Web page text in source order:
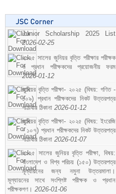
Junior Scholarship 2025 List
2026-02-25
২০২৫ সালের জুনিয়র বৃত্তি পরীক্ষার পরীক্ষক
ও প্রধান পরীক্ষকদের প্রয়োজনীয় ফরম
2026-01-12
জুনিয়র বৃত্তি পরীক্ষা- ২০২৫ (বিষয়: গণিত -
১০৯) প্রধান পরীক্ষকদের নিকট উত্তরপত্র
পাঠাবার ঠিকানা 2026-01-12
জুনিয়র বৃত্তি পরীক্ষা- ২০২৫ (বিষয়: ইংরেজি
- ১০৭) প্রধান পরীক্ষকদের নিকট উত্তরপত্র
পাঠাবার ঠিকানা 2026-01-07
২০২৫ সালের জুনিয়র বৃত্তি পরীক্ষা, বিষয়:
বাংলাদেশ ও বিশ্ব পরিচয় (১৫০) উত্তরপত্র
মূল্যায়নের জন্য নমুনা উত্তরমালা।
মূল্যায়নের সাথে সংশ্লিষ্ট পরীক্ষক ও প্রধান
পরীক্ষকগণ। 2026-01-06